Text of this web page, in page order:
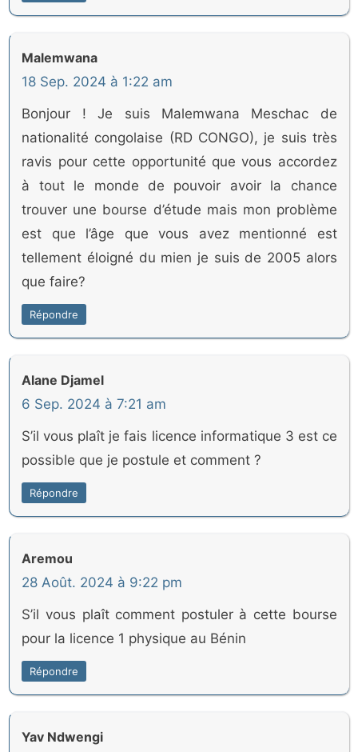
Malemwana
18 Sep. 2024 à 1:22 am
Bonjour ! Je suis Malemwana Meschac de
nationalité congolaise (RD CONGO), je suis très
ravis pour cette opportunité que vous accordez
à tout le monde de pouvoir avoir la chance
trouver une bourse d’étude mais mon problème
est que l’âge que vous avez mentionné est
tellement éloigné du mien je suis de 2005 alors
que faire?
Répondre
Alane Djamel
6 Sep. 2024 à 7:21 am
S’il vous plaît je fais licence informatique 3 est ce
possible que je postule et comment ?
Répondre
Aremou
28 Août. 2024 à 9:22 pm
S’il vous plaît comment postuler à cette bourse
pour la licence 1 physique au Bénin
Répondre
Yav Ndwengi